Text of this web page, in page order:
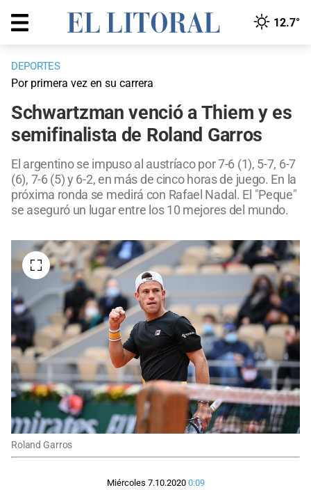
12.7°
DEPORTES
Por primera vez en su carrera
Schwartzman venció a Thiem y es
semifinalista de Roland Garros
El argentino se impuso al austríaco por 7-6 (1), 5-7, 6-7
(6), 7-6 (5) y 6-2, en más de cinco horas de juego. En la
próxima ronda se medirá con Rafael Nadal. El "Peque"
se aseguró un lugar entre los 10 mejores del mundo.
Roland Garros
Miércoles 7.10.2020 0:09